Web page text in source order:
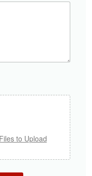
to Upload